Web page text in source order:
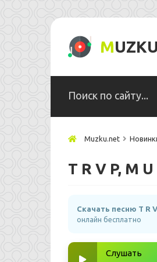
MUZKU
Muzku.net
T R V P, M
Скачать песню T R V
онлайн бесплатно
Слушать